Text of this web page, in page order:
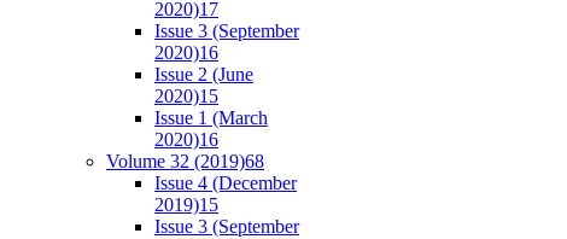
2020)17
Issue 3 (September
2020)16
Issue 2 (June
2020)15
Issue 1 (March
2020)16
Volume 32 (2019)68
Issue 4 (December
2019)15
Issue 3 (September